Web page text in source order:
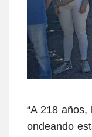
“A 218
ondeando